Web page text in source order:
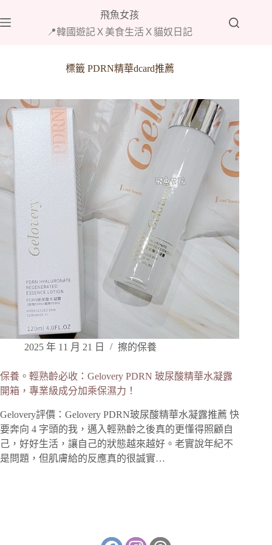
至
飛魚女孩
📍韓國遊記Ｘ美食生活Ｘ貓奴日記
標籤PDRN精華dcard推薦
2025 年 11 月 21 日 擦的保養
保養。輕熟齡必收：Gelovery PDRN 玻尿酸精華水凝露
開箱，專業級成分加乘保濕力！
Gelovery評價：Gelovery PDRN玻尿酸精華水凝露推薦 快
要奔向 4 字頭的我，邁入輕熟齡之後真的更懂得照顧自
己，好好生活，讓自己的狀態越來越好。老實說年紀不
是問題，但肌膚給的反應真的很誠實…